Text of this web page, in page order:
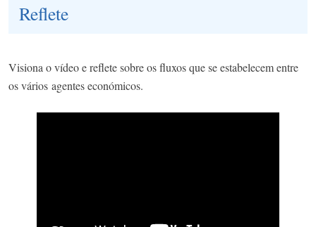
Reflete
Visiona o vídeo e reflete sobre os fluxos que se estabelecem entre
os vários agentes económicos.